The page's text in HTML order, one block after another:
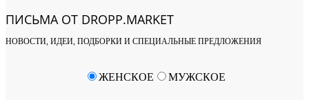
ПИСЬМА ОТ DROPP.MARKET
НОВОСТИ, ИДЕИ, ПОДБОРКИ И СПЕЦИАЛЬНЫЕ ПРЕДЛОЖЕНИЯ
ЖЕНСКОЕ МУЖСКОЕ